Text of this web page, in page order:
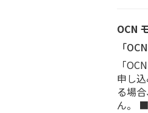
OCN
「
「
申し
る場
ん。